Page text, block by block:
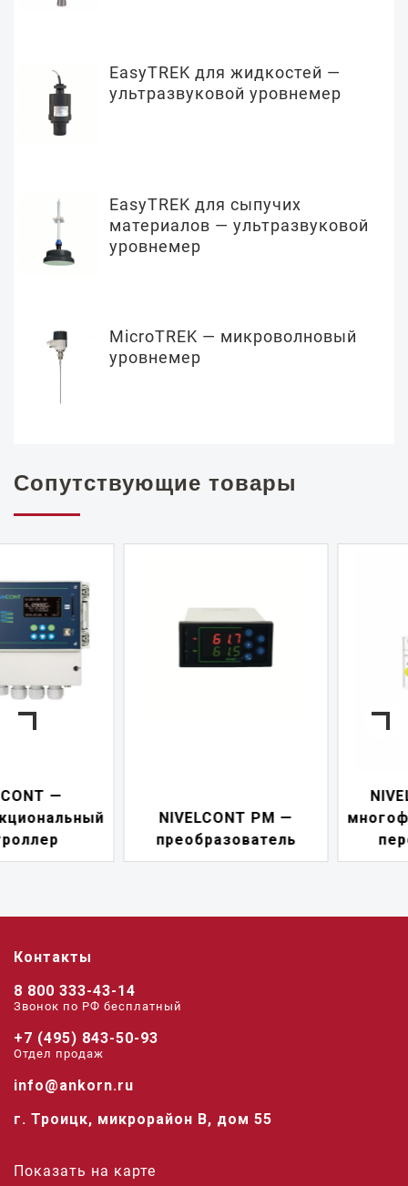
EasyTREK для жидкостей —
ультразвуковой уровнемер
EasyTREK для сыпучих
материалов — ультразвуковой
уровнемер
MicroTREK — микроволновый
уровнемер
Сопутствующие товары
NIVELCONT PM —
преобразователь
NIVELCONT PKK —
переключатель
Контакты
8 800 333-43-14
Звонок по РФ беcплатный
+7 (495) 843-50-93
Отдел продаж
info@ankorn.ru
г. Троицк, микрорайон В, дом 55
Показать на карте